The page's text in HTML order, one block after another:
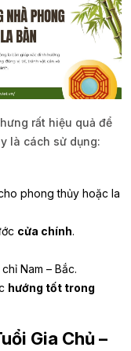
rất hiệu quả để
là cách sử dụng:
phong thủy hoặc la
cửa chính.
Nam – Bắc.
hướng tốt trong
Gia Chủ –